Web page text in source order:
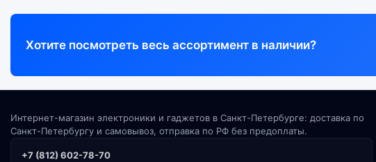
Хотите посмотреть весь ассортимент в наличии?
Интернет-магазин электроники и гаджетов в Санкт-Петербурге: доставка по
Санкт-Петербургу и самовывоз, отправка по РФ без предоплаты.
+7 (812) 602-78-70